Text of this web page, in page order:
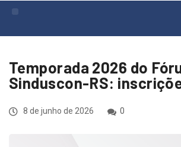
Temporada 2026 do
Sinduscon-RS:
8 de junho de 2026 0